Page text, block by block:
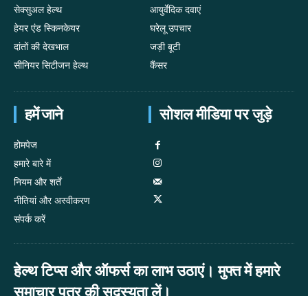
सेक्सुअल हेल्थ
हेयर एंड स्किनकेयर
दांतों की देखभाल
सीनियर सिटीजन हेल्थ
आयुर्वेदिक दवाएं
घरेलू उपचार
जड़ी बूटी
कैंसर
हमें जाने
होमपेज
हमारे बारे में
नियम और शर्तें
नीतियां और अस्वीकरण
संपर्क करें
सोशल मीडिया पर जुड़े
हेल्थ टिप्स और ऑफर्स का लाभ उठाएं। मुफ्त में हमारे
समाचार पत्र की सदस्यता लें।